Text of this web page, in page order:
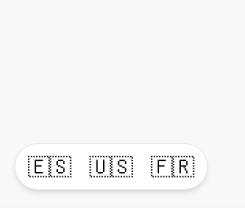
🇪🇸 🇺🇸 🇫🇷